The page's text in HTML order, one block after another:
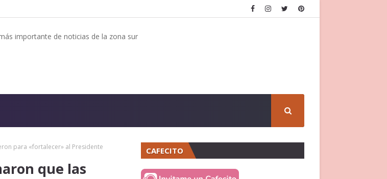
importante de noticias de la zona sur
para «fortalecer» al Presidente
que las
CAFECITO